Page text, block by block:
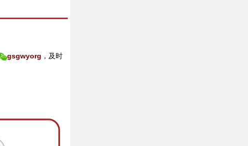
gsgwyorg ， 及时